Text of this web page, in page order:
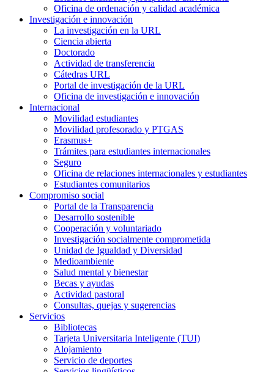
Oficina de ordenación y calidad académica
Investigación e innovación
La investigación en la URL
Ciencia abierta
Doctorado
Actividad de transferencia
Cátedras URL
Portal de investigación de la URL
Oficina de investigación e innovación
Internacional
Movilidad estudiantes
Movilidad profesorado y PTGAS
Erasmus+
Trámites para estudiantes internacionales
Seguro
Oficina de relaciones internacionales y estudiantes
Estudiantes comunitarios
Compromiso social
Portal de la Transparencia
Desarrollo sostenible
Cooperación y voluntariado
Investigación socialmente comprometida
Unidad de Igualdad y Diversidad
Medioambiente
Salud mental y bienestar
Becas y ayudas
Actividad pastoral
Consultas, quejas y sugerencias
Servicios
Bibliotecas
Tarjeta Universitaria Inteligente (TUI)
Alojamiento
Servicio de deportes